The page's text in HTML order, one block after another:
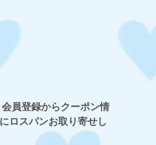
員登録からクーポン情
ロスパンお取り寄せし